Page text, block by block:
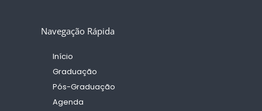
Navegação Rápida
Início
Graduação
Pós-Graduação
Agenda